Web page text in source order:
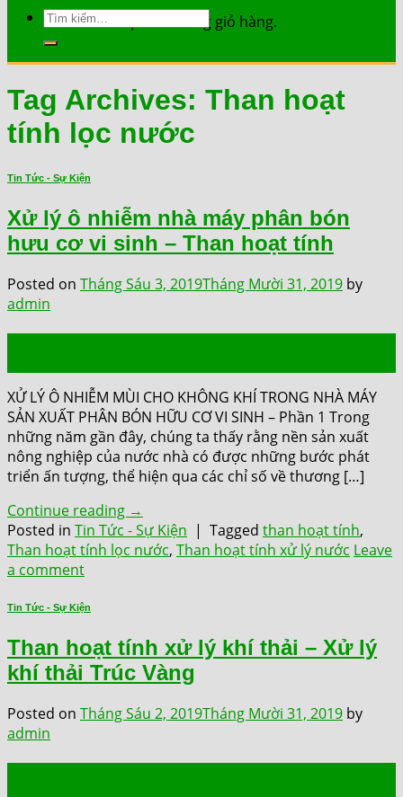
Chưa có sản phẩm trong giỏ hàng.
Tìm
kiếm:
Tag Archives: Than hoạt
tính lọc nước
Tin Tức - Sự Kiện
Xử lý ô nhiễm nhà máy phân bón
hưu cơ vi sinh – Than hoạt tính
Posted on Tháng Sáu 3, 2019Tháng Mười 31, 2019 by
admin
XỬ LÝ Ô NHIỄM MÙI CHO KHÔNG KHÍ TRONG NHÀ MÁY
SẢN XUẤT PHÂN BÓN HỮU CƠ VI SINH – Phần 1 Trong
những năm gần đây, chúng ta thấy rằng nền sản xuất
nông nghiệp của nước nhà có được những bước phát
triển ấn tượng, thể hiện qua các chỉ số về thương […]
Continue reading →
Posted in Tin Tức - Sự Kiện | Tagged than hoạt tính,
Than hoạt tính lọc nước, Than hoạt tính xử lý nước Leave
a comment
Tin Tức - Sự Kiện
Than hoạt tính xử lý khí thải – Xử lý
khí thải Trúc Vàng
Posted on Tháng Sáu 2, 2019Tháng Mười 31, 2019 by
admin